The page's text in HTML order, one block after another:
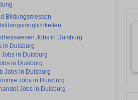
Bildungsmessen
Jobs in Duisburg
in Duisburg
in Duisburg
in Duisburg
Jobs in Duisburg
Jobs in Duisburg
Jobs in Duisburg